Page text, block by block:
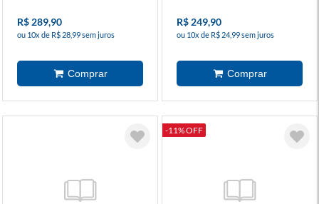
R$ 289,90
ou 10x de R$ 28,99 sem juros
R$ 249,90
ou 10x de R$ 24,99 sem juros
-11% OFF